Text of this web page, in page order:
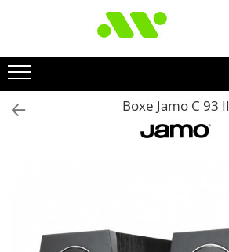
Boxe Jamo C 93 II